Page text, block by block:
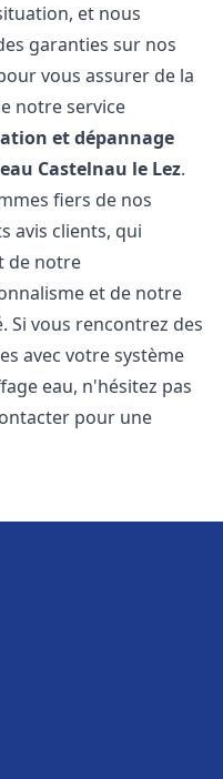
et nous
garanties sur nos
vous assurer de la
notre service
et dépannage
Castelnau le Lez.
fiers de nos
avis clients, qui
de notre
et de notre
Si vous rencontrez des
avec votre système
eau, n'hésitez pas
pour une